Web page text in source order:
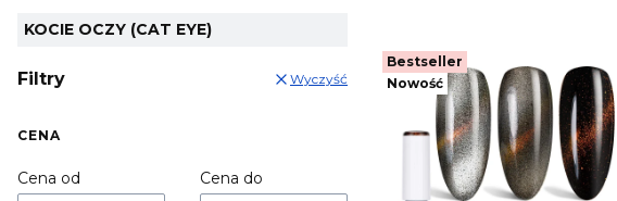
KOCIE OCZY (CAT EYE)
Filtry Wyczyść
CENA
Cena od
Cena do
Bestseller
Nowość